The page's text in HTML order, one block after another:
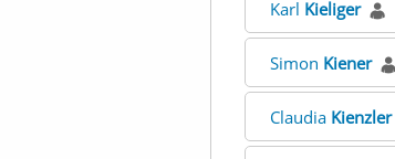
Karl Kieliger
Simon Kiener
Claudia Kienzler